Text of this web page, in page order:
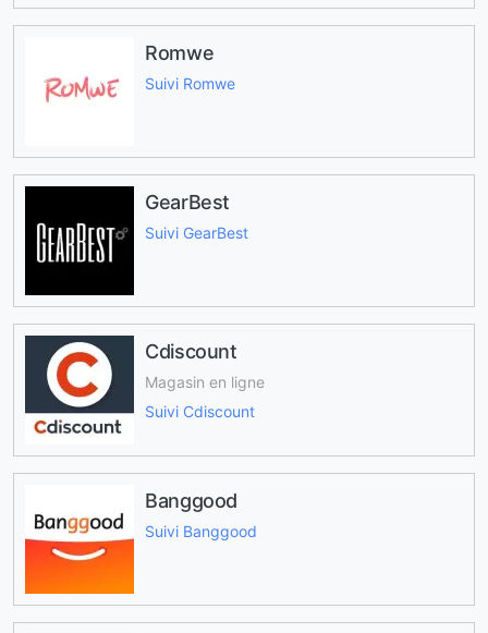
Romwe
Suivi Romwe
GearBest
Suivi GearBest
Cdiscount
Magasin en ligne
Suivi Cdiscount
Banggood
Suivi Banggood